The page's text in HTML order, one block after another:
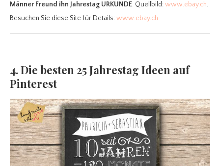
Männer Freund ihn Jahrestag URKUNDE. Quellbild:www.ebay.ch.
Besuchen Sie diese Site für Details:www.ebay.ch
4. Die besten 25 Jahrestag Ideen auf
Pinterest